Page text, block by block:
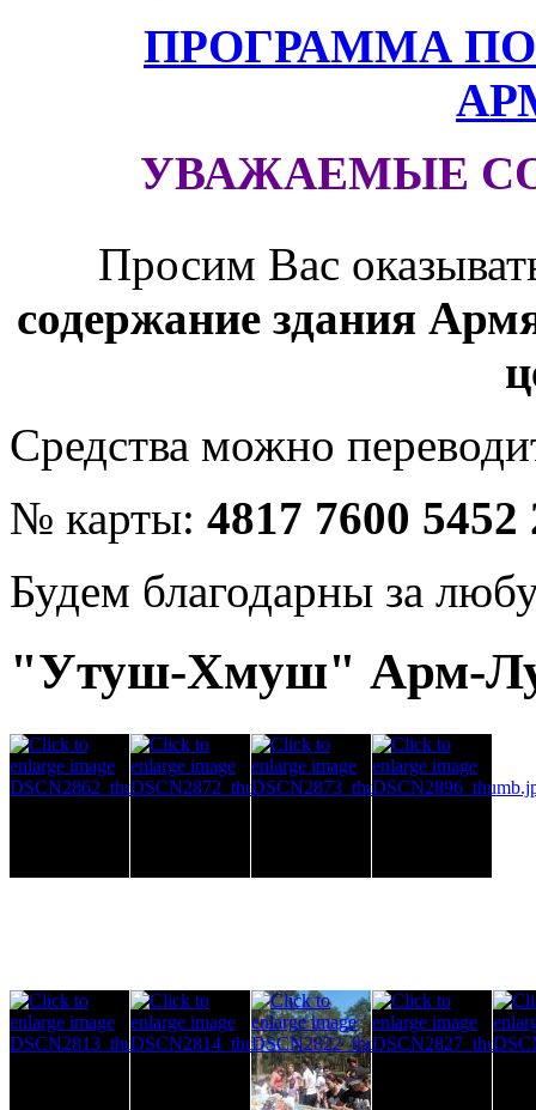
ПРОГРАММА
УВАЖАЕМЫЕ
Просим Вас
содержание здания
Средства можно
№ карты: 4817 7600 5452
Будем благодарны за
"Утуш-Хмуш" Арм-